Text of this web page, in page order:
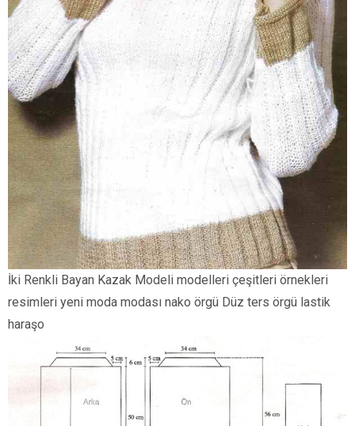
İki Renkli Bayan Kazak Modeli modelleri çeşitleri örnekleri
resimleri yeni moda modası nako örgü Düz ters örgü lastik
haraşo